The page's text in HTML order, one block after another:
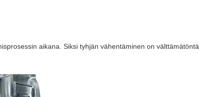
aikana. Siksi tyhjän vähentäminen on välttämätöntä.